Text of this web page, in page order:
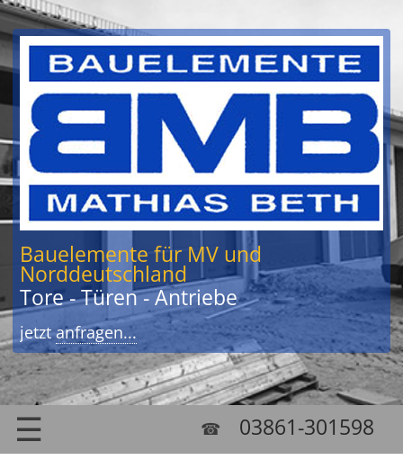
Bauelemente für MV und
Norddeutschland
Tore - Türen - Antriebe
jetztanfragen...
☰ ☎ 03861-301598